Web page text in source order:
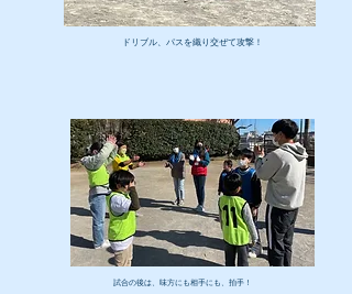
​ドリブル、パスを織り交ぜて攻撃！
​試合の後は、味方にも相手にも、拍手！